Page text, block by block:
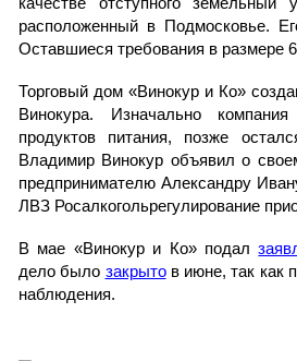
расположенный в Подмосковье.
Оставшиеся требования в размере
Торговый дом «Винокур и Ко»
Винокура. Изначально
продуктов питания, позже
Владимир Винокур объявил о
предпринимателю Александру
ЛВЗ Росалкогольрегулирование
В мае «Винокур и Ко» подал
дело было закрытов июне, так как
наблюдения.